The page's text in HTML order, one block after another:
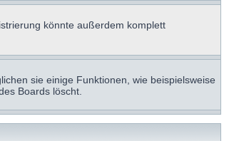
könnte außerdem komplett
sie einige Funktionen, wie beispielsweise
Boards löscht.